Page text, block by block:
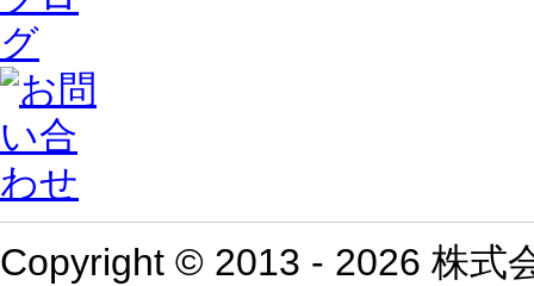
Copyright © 2013 - 2026 株式